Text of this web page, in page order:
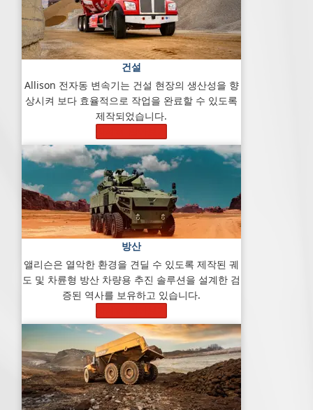
건설
Allison 전자동 변속기는 건설 현장의 생산성을 향
상시켜 보다 효율적으로 작업을 완료할 수 있도록
제작되었습니다.
방산
앨리슨은 열악한 환경을 견딜 수 있도록 제작된 궤
도 및 차륜형 방산 차량용 추진 솔루션을 설계한 검
증된 역사를 보유하고 있습니다.